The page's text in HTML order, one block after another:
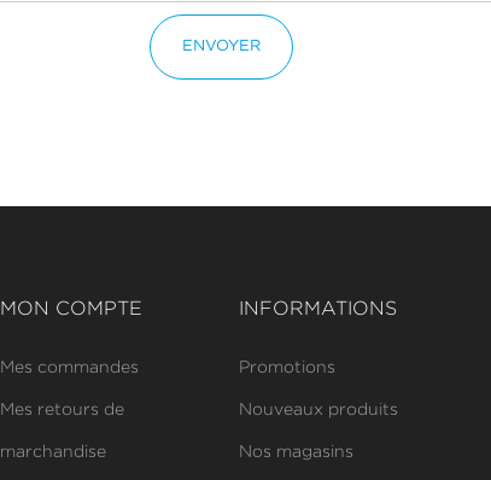
ENVOYER
MON COMPTE
Mes commandes
Mes retours de
marchandise
INFORMATIONS
Promotions
Nouveaux produits
Nos magasins